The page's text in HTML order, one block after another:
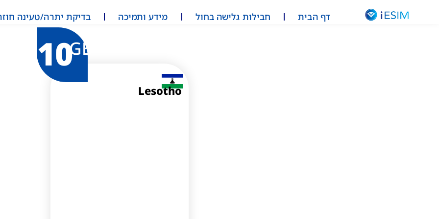
דף הבית חבילות גלישה בחול מידע ותמיכה בדיקת יתרה/טעינה
Lesotho
GB
10